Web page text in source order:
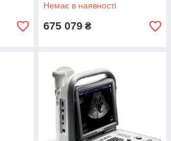
Немає в наявності
675 079 ₴